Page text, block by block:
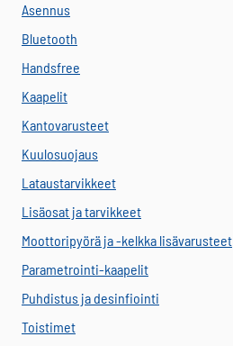
Asennus
Bluetooth
Handsfree
Kaapelit
Kantovarusteet
Kuulosuojaus
Lataustarvikkeet
Lisäosat ja tarvikkeet
Moottoripyörä ja -kelkka lisävarusteet
Parametrointi-kaapelit
Puhdistus ja desinfiointi
Toistimet